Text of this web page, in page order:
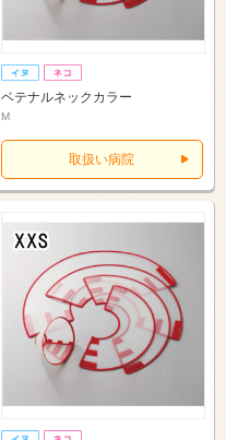
ベテナルネックカラー
M
取扱い病院